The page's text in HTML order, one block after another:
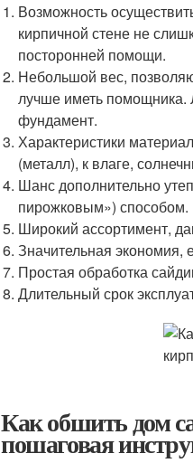
Возможность
кирпичной стене не
посторонней помощи.
Небольшой вес,
лучше иметь помощника.
фундамент.
Характеристики
(металл), к влаге,
Шанс дополнительно
пирожковым») способом.
Широкий ассортимент,
Значительная экономия,
Простая обработка
Длительный срок
Как обшить дом
пошаговая